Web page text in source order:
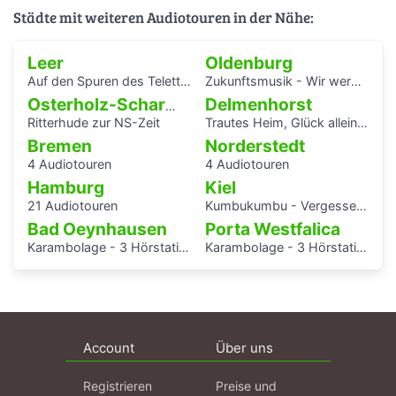
Städte mit weiteren Audiotouren in der Nähe:
Leer
Auf den Spuren des Teletta-Groß-Gymnasiums und seiner Namensgeberin
Oldenburg
Zukunftsmusik - Wir werden uns erinnert haben.
Osterholz-Scharmbeck
Ritterhude zur NS-Zeit
Delmenhorst
Trautes Heim, Glück allein - interaktiver Audiowalk zum Einfamilienhaus von Katrin Bretschneider &Company
Bremen
4 Audiotouren
Norderstedt
4 Audiotouren
Hamburg
21 Audiotouren
Kiel
Kumbukumbu - Vergessenen Stimmen auf der Spur
Bad Oeynhausen
Karambolage - 3 Hörstationen
Porta Westfalica
Karambolage - 3 Hörstationen
Account
Registrieren
Über uns
Preise und